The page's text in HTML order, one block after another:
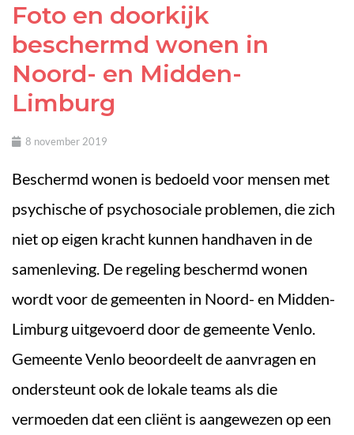
Foto en doorkijk
beschermd wonen in
Noord- en Midden-
Limburg
8 november 2019
Beschermd wonen is bedoeld voor mensen met
psychische of psychosociale problemen, die zich
niet op eigen kracht kunnen handhaven in de
samenleving. De regeling beschermd wonen
wordt voor de gemeenten in Noord- en Midden-
Limburg uitgevoerd door de gemeente Venlo.
Gemeente Venlo beoordeelt de aanvragen en
ondersteunt ook de lokale teams als die
vermoeden dat een cliënt is aangewezen op een